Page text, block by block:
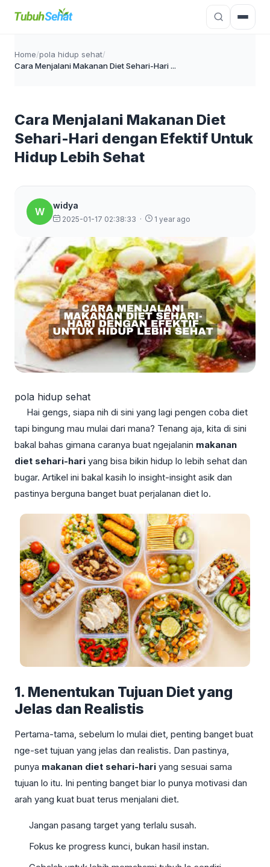
Home/pola hidup sehat/
Cara Menjalani Makanan Diet Sehari-Hari ...
Cara Menjalani Makanan Diet
Sehari-Hari dengan Efektif Untuk
Hidup Lebih Sehat
W
widya
2025-01-17 02:38:33 · 1 year ago
pola hidup sehat
Hai gengs, siapa nih di sini yang lagi pengen coba diet
tapi bingung mau mulai dari mana? Tenang aja, kita di sini
bakal bahas gimana caranya buat ngejalanin makanan
diet sehari-hari yang bisa bikin hidup lo lebih sehat dan
bugar. Artikel ini bakal kasih lo insight-insight asik dan
pastinya berguna banget buat perjalanan diet lo.
1. Menentukan Tujuan Diet yang
Jelas dan Realistis
Pertama-tama, sebelum lo mulai diet, penting banget buat
nge-set tujuan yang jelas dan realistis. Dan pastinya,
punya makanan diet sehari-hari yang sesuai sama
tujuan lo itu. Ini penting banget biar lo punya motivasi dan
arah yang kuat buat terus menjalani diet.
Jangan pasang target yang terlalu susah.
Fokus ke progress kunci, bukan hasil instan.